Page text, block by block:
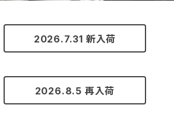
2026.7.31 新入荷
2026.8.5 再入荷